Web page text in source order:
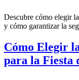
Descubre cómo elegir
y cómo garantizar la
Cómo Elegir
para la